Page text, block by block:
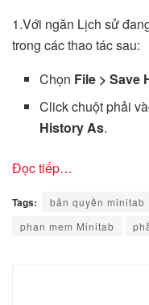
1.Với ngăn Lịch sử
trong các thao tác sau:
Chọn File > Save
Click chuột phải
History As.
Đọc tiếp…
Tags: bản quyền minitab
phan mem Minitab